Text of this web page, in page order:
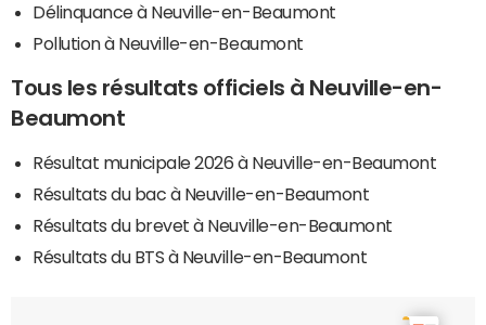
Délinquance à Neuville-en-Beaumont
Pollution à Neuville-en-Beaumont
Tous les résultats officiels à Neuville-en-
Beaumont
Résultat municipale 2026 à Neuville-en-Beaumont
Résultats du bac à Neuville-en-Beaumont
Résultats du brevet à Neuville-en-Beaumont
Résultats du BTS à Neuville-en-Beaumont